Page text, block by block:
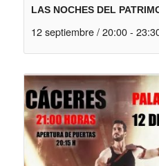
LAS NOCHES DEL
12 septiembre / 20:00 -